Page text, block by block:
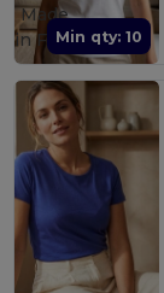
Min qty: 10
Made
in FR